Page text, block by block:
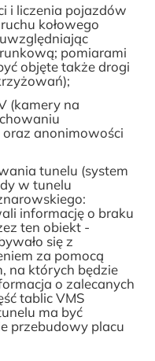
i liczenia pojazdów
kołowego
pomiarami
objęte także drogi
(kamery na
anonimowości
tunelu (system
w tunelu
informację o braku
ten obiekt -
się z
za pomocą
na których będzie
o zalecanych
tablic VMS
ma być
przebudowy placu